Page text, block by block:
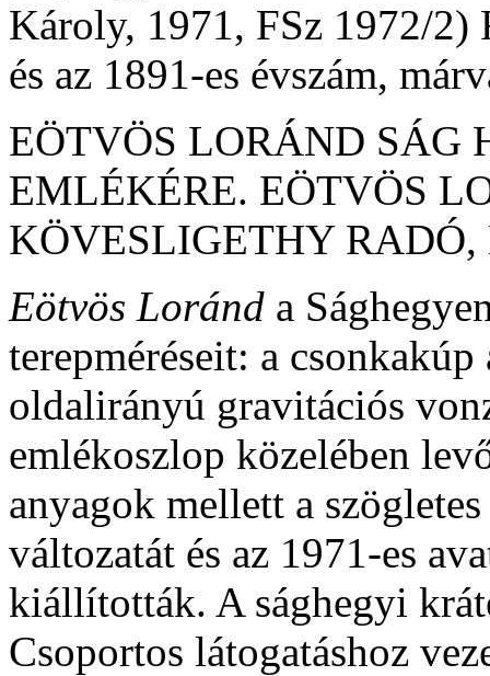
Károly, 1971, FSz 1972/2)
és az 1891-es évszám,
EÖTVÖS LORÁND SÁG
EMLÉKÉRE. EÖTVÖS
KÖVESLIGETHY
Eötvös Loránd a
terepméréseit: a
oldalirányú gravitációs
emlékoszlop közelében
anyagok mellett a
változatát és az 1971-es
kiállították. A sághegyi
Csoportos látogatáshoz